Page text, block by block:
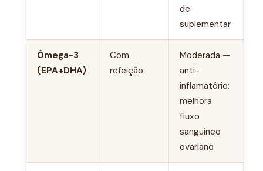
de
suplementar
Ômega-3
(EPA+DHA)
Com
refeição
Moderada —
anti-
inflamatório;
melhora
fluxo
sanguíneo
ovariano